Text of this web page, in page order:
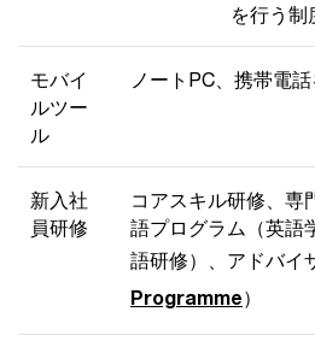
を行う制
モバイ
ルツー
ル
ノートPC、携帯電
新入社
員研修
コアスキル研修、専
語プログラム（英語
語研修）、アドバイ
Programme）